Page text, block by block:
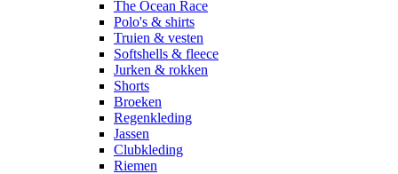
The Ocean Race
Polo's & shirts
Truien & vesten
Softshells & fleece
Jurken & rokken
Shorts
Broeken
Regenkleding
Jassen
Clubkleding
Riemen